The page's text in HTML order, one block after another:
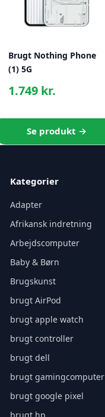
Brugt Nothing Phone
(1) 5G
1.749 kr.
Se produkt →
Kategorier
Adapter
Afrikansk indretning
Arbejdscomputer
Baby & Børn
Brugskunst
brugt AirPod
brugt apple watch
brugt controller
brugt dell
brugt gamingcomputer
brugt google pixel
brugt hp